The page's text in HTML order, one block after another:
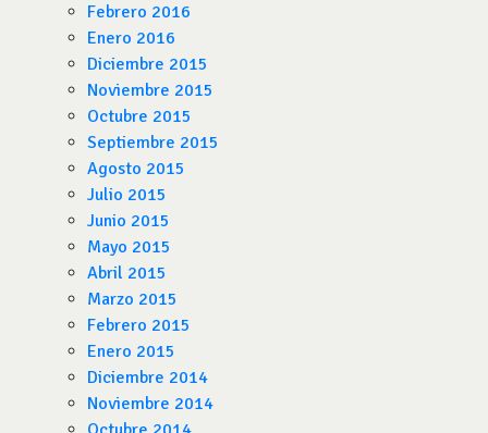
Febrero 2016
Enero 2016
Diciembre 2015
Noviembre 2015
Octubre 2015
Septiembre 2015
Agosto 2015
Julio 2015
Junio 2015
Mayo 2015
Abril 2015
Marzo 2015
Febrero 2015
Enero 2015
Diciembre 2014
Noviembre 2014